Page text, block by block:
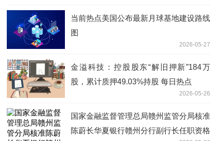
当前热点美国公布最新月球基地建设路线
图
2026-05-27
金溢科技：控股股东“解旧押新”184万
股，累计质押49.03%持股 每日热点
2026-05-26
国家金融监督管理总局赣州监管分局核准
陈蔚长华夏银行赣州分行副行长任职资格